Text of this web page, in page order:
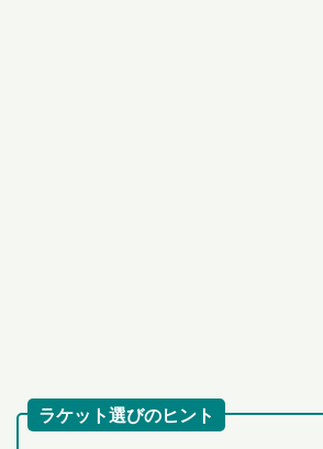
ラケット選びのヒント